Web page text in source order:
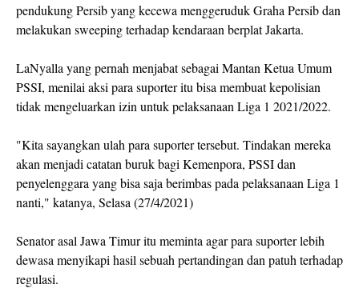
pendukung Persib yang kecewa menggeruduk Graha Persib dan
melakukan sweeping terhadap kendaraan berplat Jakarta.
LaNyalla yang pernah menjabat sebagai Mantan Ketua Umum
PSSI, menilai aksi para suporter itu bisa membuat kepolisian
tidak mengeluarkan izin untuk pelaksanaan Liga 1 2021/2022.
"Kita sayangkan ulah para suporter tersebut. Tindakan mereka
akan menjadi catatan buruk bagi Kemenpora, PSSI dan
penyelenggara yang bisa saja berimbas pada pelaksanaan Liga 1
nanti," katanya, Selasa (27/4/2021)
Senator asal Jawa Timur itu meminta agar para suporter lebih
dewasa menyikapi hasil sebuah pertandingan dan patuh terhadap
regulasi.